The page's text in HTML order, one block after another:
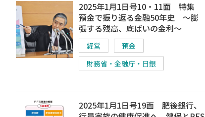
2025年1月1日号10・11面 特集
預金で振り返る金融50年史 ～膨
張する残高、底ばいの金利～
経営
預金
財務省・金融庁・日銀
2025年1月1日号19面 肥後銀行、